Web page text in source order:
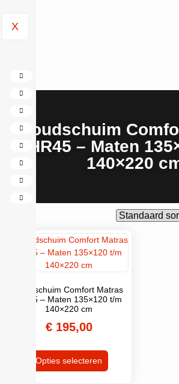
X
Koudschuim
HR45 – Maten
140×220
Koudschuim Comfort Matras
HR45 – Maten 135×120 t/m
140×220 cm
€195,00
Opties selecteren